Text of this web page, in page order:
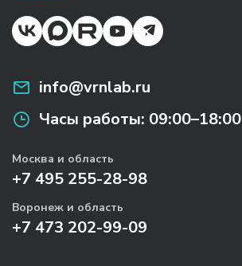
info@vrnlab.ru
Часы работы: 09:00–18:00
Москва и область
+7 495 255-28-98
Воронеж и область
+7 473 202-99-09